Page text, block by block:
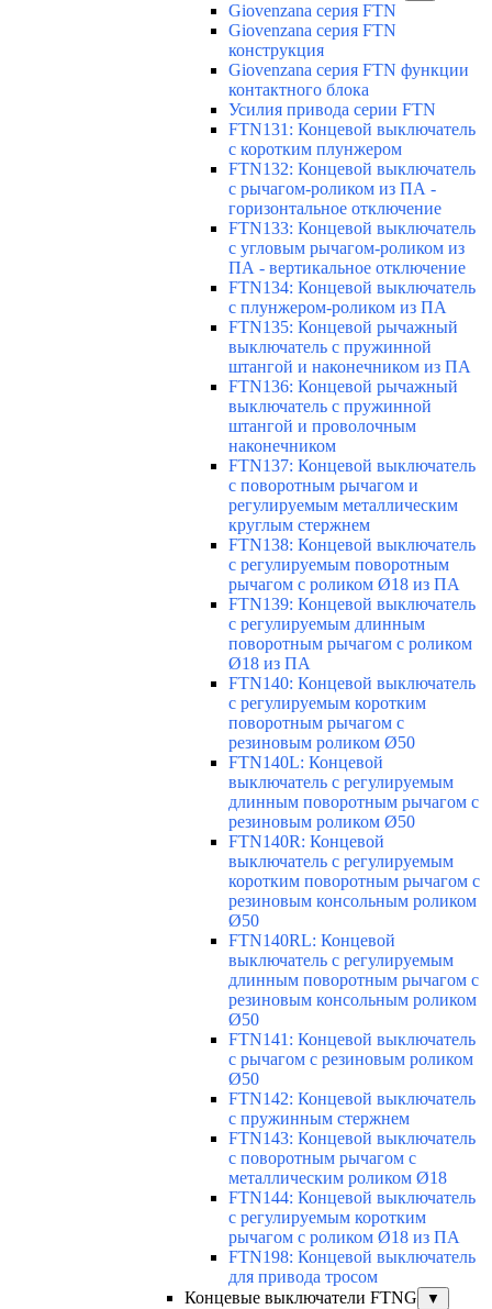
Giovenzana серия FTN
Giovenzana серия FTN
конструкция
Giovenzana серия FTN функции
контактного блока
Усилия привода серии FTN
FTN131: Концевой выключатель
с коротким плунжером
FTN132: Концевой выключатель
с рычагом-роликом из ПА -
горизонтальное отключение
FTN133: Концевой выключатель
с угловым рычагом-роликом из
ПА - вертикальное отключение
FTN134: Концевой выключатель
с плунжером-роликом из ПА
FTN135: Концевой рычажный
выключатель с пружинной
штангой и наконечником из ПА
FTN136: Концевой рычажный
выключатель с пружинной
штангой и проволочным
наконечником
FTN137: Концевой выключатель
с поворотным рычагом и
регулируемым металлическим
круглым стержнем
FTN138: Концевой выключатель
с регулируемым поворотным
рычагом с роликом Ø18 из ПА
FTN139: Концевой выключатель
с регулируемым длинным
поворотным рычагом с роликом
Ø18 из ПА
FTN140: Концевой выключатель
с регулируемым коротким
поворотным рычагом с
резиновым роликом Ø50
FTN140L: Концевой
выключатель с регулируемым
длинным поворотным рычагом с
резиновым роликом Ø50
FTN140R: Концевой
выключатель с регулируемым
коротким поворотным рычагом с
резиновым консольным роликом
Ø50
FTN140RL: Концевой
выключатель с регулируемым
длинным поворотным рычагом с
резиновым консольным роликом
Ø50
FTN141: Концевой выключатель
с рычагом с резиновым роликом
Ø50
FTN142: Концевой выключатель
с пружинным стержнем
FTN143: Концевой выключатель
с поворотным рычагом с
металлическим роликом Ø18
FTN144: Концевой выключатель
с регулируемым коротким
рычагом с роликом Ø18 из ПА
FTN198: Концевой выключатель
для привода тросом
Концевые выключатели FTNG
▼